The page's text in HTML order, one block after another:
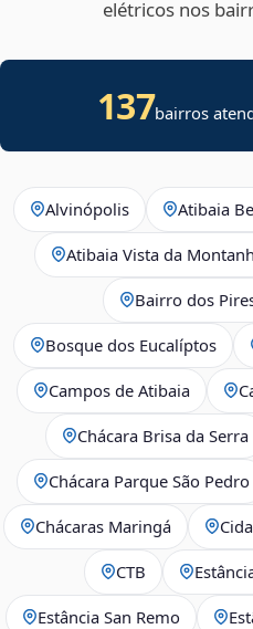
elétricos nos
137bairros
Alvinópolis Atibaia
Atibaia Vista da
Bairro dos
Bosque dos Eucalíptos
Campos de Atibaia
Chácara Brisa da Serra
Chácara Parque São Pedro
Chácaras Maringá
CTB
Estância San Remo